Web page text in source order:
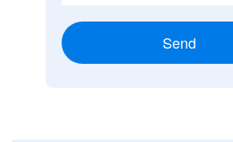
Send